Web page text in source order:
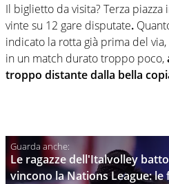
Il biglietto da visita? Terza piazza
vinte su 12 gare disputate.
indicato la rotta già prima del
in un match durato troppo poco,
troppo distante dalla bella
Le ragazze dell'Italvolley
vincono la Nations League: le